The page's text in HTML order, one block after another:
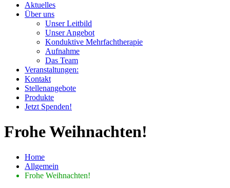
Aktuelles
Über uns
Unser Leitbild
Unser Angebot
Konduktive Mehrfachtherapie
Aufnahme
Das Team
Veranstaltungen:
Kontakt
Stellenangebote
Produkte
Jetzt Spenden!
Frohe Weihnachten!
Home
Allgemein
Frohe Weihnachten!